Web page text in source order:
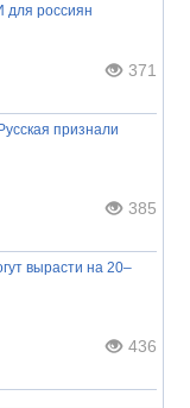
для россиян
371
признали
385
вырасти на 20–
436